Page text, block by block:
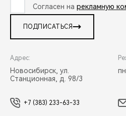
Согласен на рекламную
ПОДПИСАТЬСЯ
Адрес:
Новосибирск, ул.
Станционная, д. 98/3
+7 (383) 233-63-33